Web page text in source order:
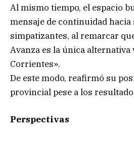
Al mismo tiempo, el espacio
mensaje de continuidad
simpatizantes, al remarcar
Avanza es la única alternativa
Corrientes».
De este modo, reafirmó su
provincial pese a los
Perspectivas